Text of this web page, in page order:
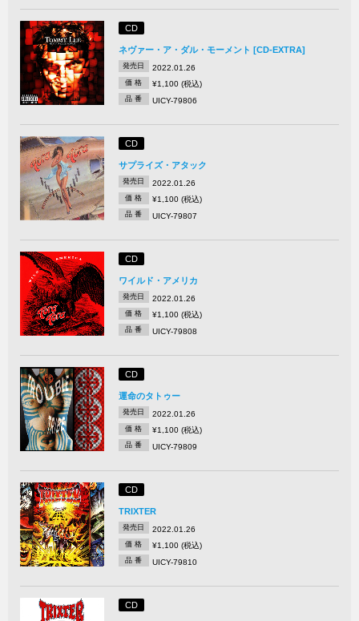
CD
ネヴァー・ア・ダル・モーメント [CD-EXTRA]
発売日 2022.01.26
価 格 ¥1,100 (税込)
品 番 UICY-79806
CD
サプライズ・アタック
発売日 2022.01.26
価 格 ¥1,100 (税込)
品 番 UICY-79807
CD
ワイルド・アメリカ
発売日 2022.01.26
価 格 ¥1,100 (税込)
品 番 UICY-79808
CD
運命のタトゥー
発売日 2022.01.26
価 格 ¥1,100 (税込)
品 番 UICY-79809
CD
TRIXTER
発売日 2022.01.26
価 格 ¥1,100 (税込)
品 番 UICY-79810
CD